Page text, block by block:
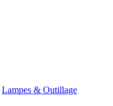
Lampes & Outillage